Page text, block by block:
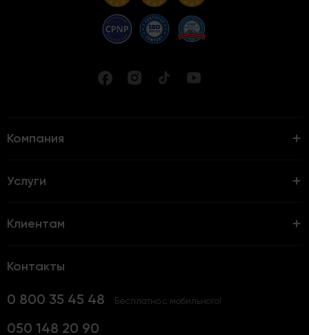
Компания
Услуги
Клиентам
Контакты
0 800 35 45 48 Бесплатно с мобильного!
050 148 20 90